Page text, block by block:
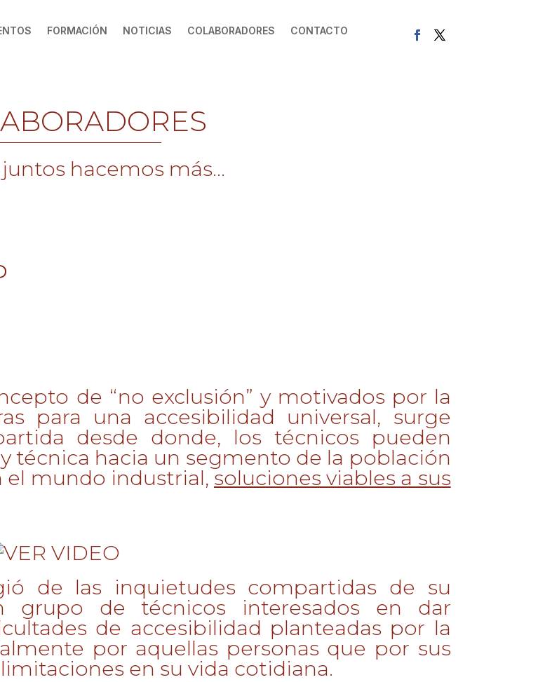
FORMACIÓN NOTICIAS COLABORADORES CONTACTO
hacemos más...
de “no exclusión” y motivados por la
para una accesibilidad universal, surge
desde donde, los técnicos pueden
técnica hacia un segmento de la población
el mundo industrial, soluciones viables a sus
de las inquietudes compartidas de su
grupo de técnicos interesados en dar
de accesibilidad planteadas por la
por aquellas personas que por sus
en su vida cotidiana.